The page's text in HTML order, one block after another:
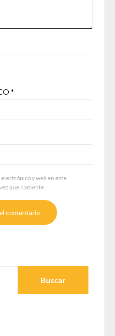
*
y web en este
que comente.